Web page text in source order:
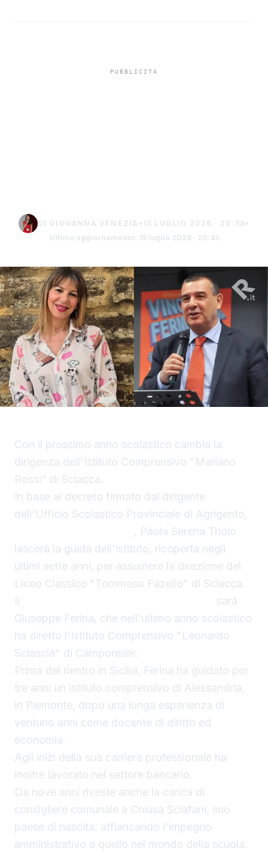
DI GIOVANNA VENEZIA • 15 LUGLIO 2026 · 20:38 •
Ultimo aggiornamento: 15 luglio 2026 · 20:43
Con il prossimo anno scolastico cambia la
dirigenza dell'Istituto Comprensivo "Mariano
Rossi" di Sciacca.
In base al decreto firmato dal dirigente
dell'Ufficio Scolastico Provinciale di Agrigento,
, Paola Serena Triolo
lascerà la guida dell'istituto, ricoperta negli
ultimi sette anni, per assumere la direzione del
Liceo Classico "Tommaso Fazello" di Sciacca.
Il
sarà
Giuseppe Ferina, che nell'ultimo anno scolastico
ha diretto l'Istituto Comprensivo "Leonardo
Sciascia" di Camporeale.
Prima del rientro in Sicilia, Ferina ha guidato per
tre anni un istituto comprensivo di Alessandria,
in Piemonte, dopo una lunga esperienza di
ventuno anni come docente di diritto ed
economia.
Agli inizi della sua carriera professionale ha
inoltre lavorato nel settore bancario.
Da nove anni riveste anche la carica di
consigliere comunale a Chiusa Sclafani, suo
paese di nascita, affiancando l'impegno
amministrativo a quello nel mondo della scuola.